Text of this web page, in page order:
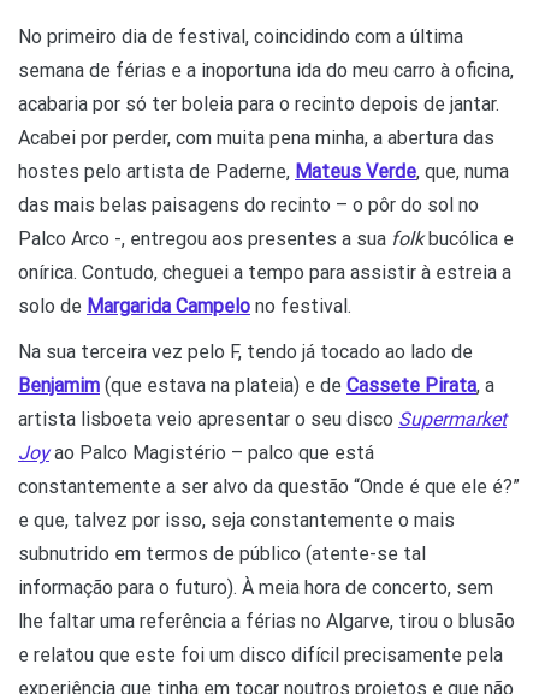
No primeiro dia de festival, coincidindo com a última
semana de férias e a inoportuna ida do meu carro à oficina,
acabaria por só ter boleia para o recinto depois de jantar.
Acabei por perder, com muita pena minha, a abertura das
hostes pelo artista de Paderne, Mateus Verde, que, numa
das mais belas paisagens do recinto – o pôr do sol no
Palco Arco -, entregou aos presentes a sua folkbucólica e
onírica. Contudo, cheguei a tempo para assistir à estreia a
solo de Margarida Campelo no festival.
Na sua terceira vez pelo F, tendo já tocado ao lado de
Benjamim (que estava na plateia) e de Cassete Pirata, a
artista lisboeta veio apresentar o seu disco Supermarket
Joyao Palco Magistério – palco que está
constantemente a ser alvo da questão “Onde é que ele é?”
e que, talvez por isso, seja constantemente o mais
subnutrido em termos de público (atente-se tal
informação para o futuro). À meia hora de concerto, sem
lhe faltar uma referência a férias no Algarve, tirou o blusão
e relatou que este foi um disco difícil precisamente pela
experiência que tinha em tocar noutros projetos e que não